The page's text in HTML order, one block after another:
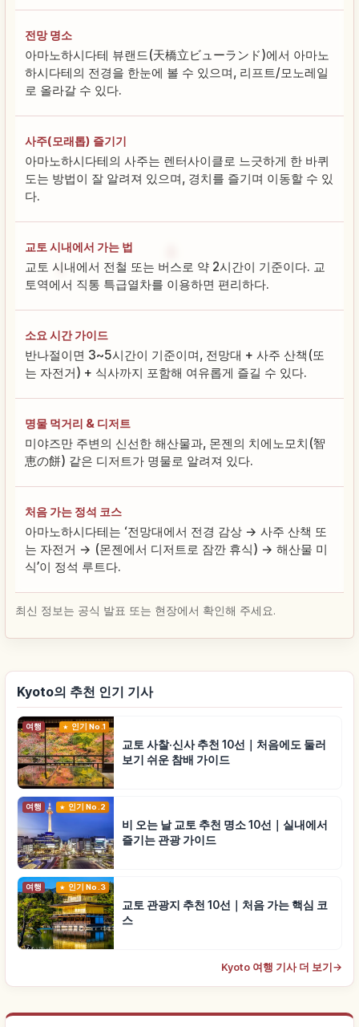
전망 명소
아마노하시다테 뷰랜드(天橋立ビューランド)에서 아마노
하시다테의 전경을 한눈에 볼 수 있으며, 리프트/모노레일
로 올라갈 수 있다.
사주(모래톱) 즐기기
아마노하시다테의 사주는 렌터사이클로 느긋하게 한 바퀴
도는 방법이 잘 알려져 있으며, 경치를 즐기며 이동할 수 있
다.
교토 시내에서 가는 법
교토 시내에서 전철 또는 버스로 약 2시간이 기준이다. 교
토역에서 직통 특급열차를 이용하면 편리하다.
소요 시간 가이드
반나절이면 3~5시간이 기준이며, 전망대 + 사주 산책(또
는 자전거) + 식사까지 포함해 여유롭게 즐길 수 있다.
명물 먹거리 & 디저트
미야즈만 주변의 신선한 해산물과, 몬젠의 치에노모치(智
恵の餅) 같은 디저트가 명물로 알려져 있다.
처음 가는 정석 코스
아마노하시다테는 ‘전망대에서 전경 감상 → 사주 산책 또
는 자전거 → (몬젠에서 디저트로 잠깐 휴식) → 해산물 미
식’이 정석 루트다.
최신 정보는 공식 발표 또는 현장에서 확인해 주세요.
Kyoto의 추천 인기 기사
여행 인기 No.1
교토 사찰·신사 추천 10선｜처음에도 둘러
보기 쉬운 참배 가이드
여행 인기 No.2
비 오는 날 교토 추천 명소 10선｜실내에서
즐기는 관광 가이드
여행 인기 No.3
교토 관광지 추천 10선｜처음 가는 핵심 코
스
Kyoto 여행 기사 더 보기 →